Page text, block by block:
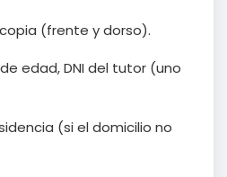
(frente y dorso).
edad, DNI del tutor (uno
(si el domicilio no